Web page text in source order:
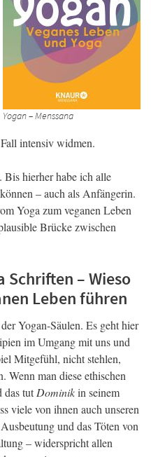
Yogan – Menssana
intensiv widmen.
Bis hierher habe ich alle
– auch als Anfängerin.
Yoga zum veganen Leben
Brücke zwischen
Schriften – Wieso
Leben führen
Yogan-Säulen. Es geht hier
im Umgang mit uns und
Mitgefühl, nicht stehlen,
Wenn man diese ethischen
das tutDominikin seinem
viele von ihnen auch unseren
und das Töten von
– widerspricht allen